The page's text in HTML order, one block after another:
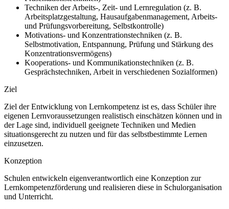
Techniken der Arbeits-, Zeit- und Lernregulation (z. B.
Arbeitsplatzgestaltung, Hausaufgabenmanagement, Arbeits-
und Prüfungsvorbereitung, Selbstkontrolle)
Motivations- und Konzentrationstechniken (z. B.
Selbstmotivation, Entspannung, Prüfung und Stärkung des
Konzentrationsvermögens)
Kooperations- und Kommunikationstechniken (z. B.
Gesprächstechniken, Arbeit in verschiedenen Sozialformen)
Ziel
Ziel der Entwicklung von Lernkompetenz ist es, dass Schüler ihre
eigenen Lernvoraussetzungen realistisch einschätzen können und in
der Lage sind, individuell geeignete Techniken und Medien
situationsgerecht zu nutzen und für das selbstbestimmte Lernen
einzusetzen.
Konzeption
Schulen entwickeln eigenverantwortlich eine Konzeption zur
Lernkompetenzförderung und realisieren diese in Schulorganisation
und Unterricht.